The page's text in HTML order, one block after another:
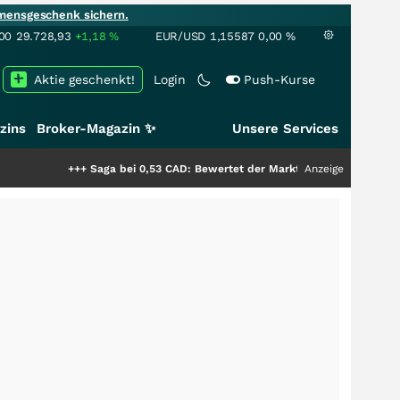
sichern.
29.728,93 +1,18% EUR/USD 1,15587 0,00 %
Login Push-Kurse
Aktie geschenkt!
Broker-Magazin ✨ Unsere Services
Saga bei 0,53 CAD: Bewertet der Markt noch immer nur die Hälfte
Anzeige